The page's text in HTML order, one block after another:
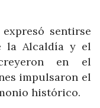
sentirse
la Alcaldía y el
en el
impulsaron el
histórico.